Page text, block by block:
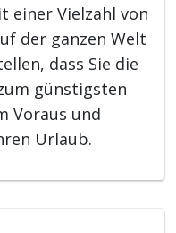
einer Vielzahl von
der ganzen Welt
dass Sie die
günstigsten
Voraus und
Urlaub.